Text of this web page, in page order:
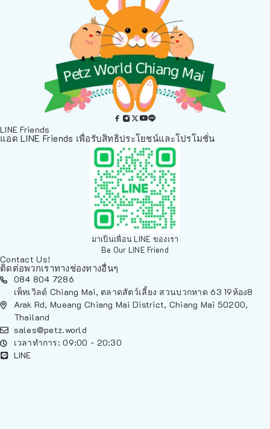
LINE Friends
แอด LINE Friends เพื่อรับสิทธิประโยชน์และโปรโมชั่น
มาเป็นเพื่อน LINE ของเรา
Be Our LINE Friend
Contact Us!
ติดต่อพวกเราทางช่องทางอื่นๆ
084 804 7286
เพ็ทเวิลด์ Chiang Mai, ตลาดสัตว์เลี้ยง สวนบวกหาด 63 19ห้อง8
Arak Rd, Mueang Chiang Mai District, Chiang Mai 50200,
Thailand
sales@petz.world
เวลาทำการ: 09:00 - 20:30
LINE